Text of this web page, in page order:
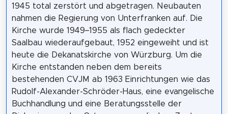
1945 total zerstört und abgetragen. Neubauten
nahmen die Regierung von Unterfranken auf. Die
Kirche wurde 1949–1955 als flach gedeckter
Saalbau wiederaufgebaut, 1952 eingeweiht und ist
heute die Dekanatskirche von Würzburg. Um die
Kirche entstanden neben dem bereits
bestehenden CVJM ab 1963 Einrichtungen wie das
Rudolf-Alexander-Schröder-Haus, eine evangelische
Buchhandlung und eine Beratungsstelle der